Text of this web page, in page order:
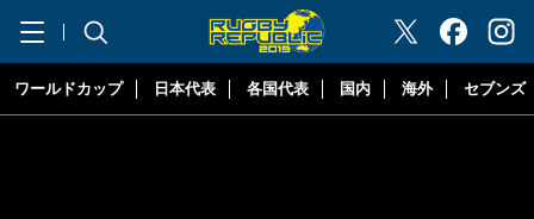
"ラグビーリパブリック"
ワールドカップ 日本代表 各国代表 国内 海外 セブンズ